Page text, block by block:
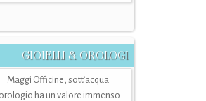
GIOIELLI & OROLOGI
Maggi Officine, sott’acqua
ha un valore immenso